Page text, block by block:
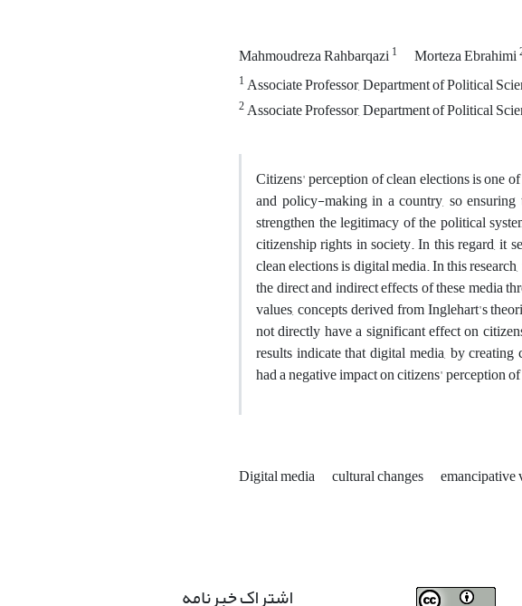
Mahmoudreza Rahbarqazi1 Morteza Ebrahimi
1Associate Professor, Department of Political
2Associate Professor, Department of Political
Citizens' perception of clean elections is one
and policy-making in a country, so
strengthen the legitimacy of the political
citizenship rights in society. In this regard, it
clean elections is digital media. In this
the direct and indirect effects of these media
values, concepts derived from Inglehart's
not directly have a significant effect on
results indicate that digital media, by
had a negative impact on citizens' perception
Digital media cultural changes emancipative
اشتراک خبرنامه